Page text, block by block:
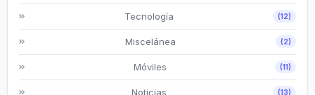
Tecnología (12)
Miscelánea (2)
Móviles (11)
Noticias (13)